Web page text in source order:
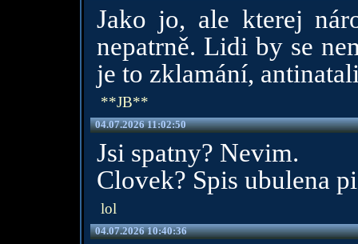
Jako jo, ale kterej
nepatrně. Lidi by se
je to zklamání,
**JB**
04.07.2026 11:02:50
Jsi spatny? Nevim.
Clovek? Spis ubulena
lol
04.07.2026 10:40:36